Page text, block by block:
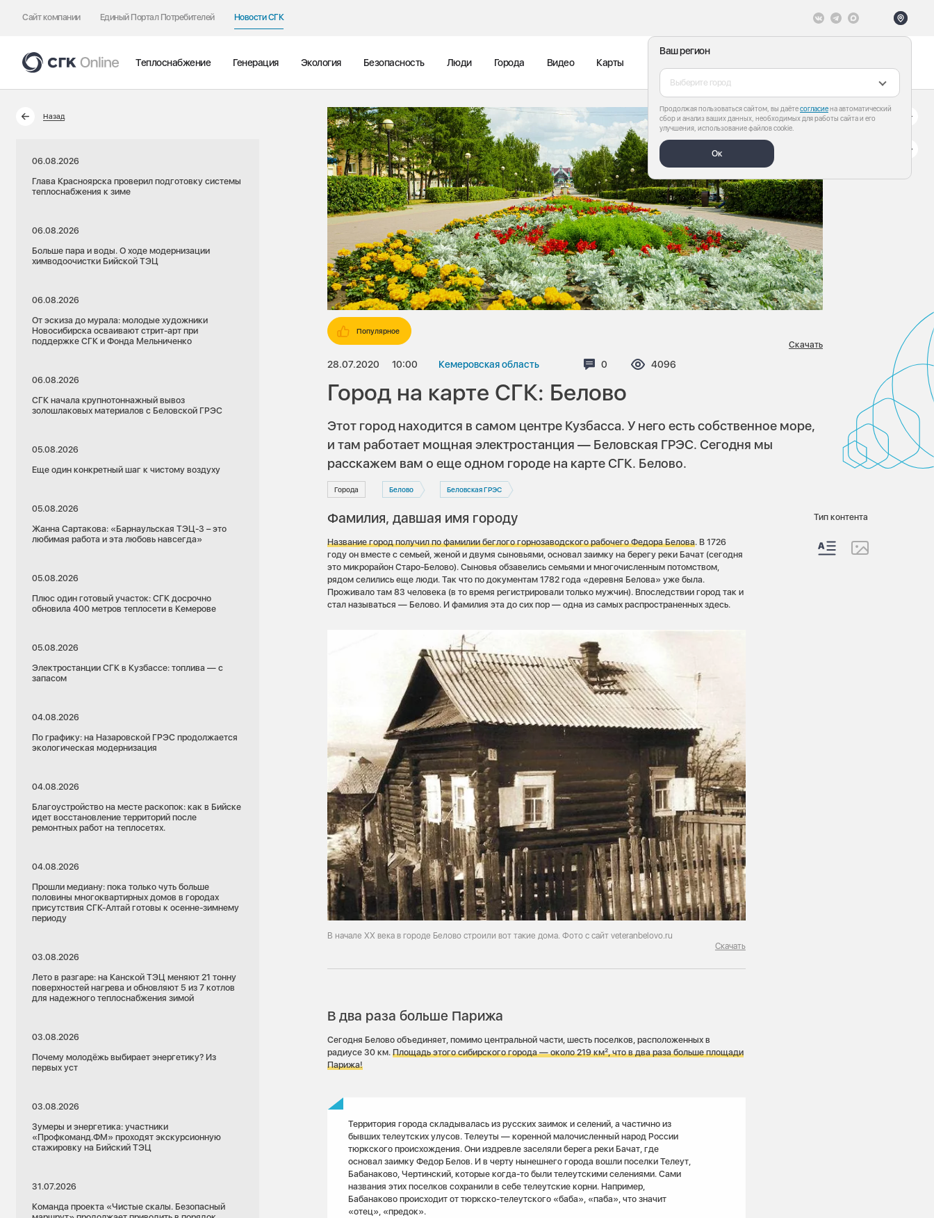
Сайт компании Единый Портал Потребителей Новости СГК
Ваш регион
Выберите город
Продолжая пользоваться сайтом, вы даётесогласиена автоматический
сбор и анализ ваших данных, необходимых для работы сайта и его
улучшения, использование файлов cookie.
Ок
Теплоснабжение Генерация Экология Безопасность Люди Города Видео Карты
Назад
06.08.2026
Глава Красноярска проверил подготовку системы
теплоснабжения к зиме
06.08.2026
Больше пара и воды. О ходе модернизации
химводоочистки Бийской ТЭЦ
06.08.2026
От эскиза до мурала: молодые художники
Новосибирска осваивают стрит-арт при
поддержке СГК и Фонда Мельниченко
06.08.2026
СГК начала крупнотоннажный вывоз
золошлаковых материалов с Беловской ГРЭС
05.08.2026
Еще один конкретный шаг к чистому воздуху
05.08.2026
Жанна Сартакова: «Барнаульская ТЭЦ-3 – это
любимая работа и эта любовь навсегда»
05.08.2026
Плюс один готовый участок: СГК досрочно
обновила 400 метров теплосети в Кемерове
05.08.2026
Электростанции СГК в Кузбассе: топлива — с
запасом
04.08.2026
По графику: на Назаровской ГРЭС продолжается
экологическая модернизация
04.08.2026
Благоустройство на месте раскопок: как в Бийске
идет восстановление территорий после
ремонтных работ на теплосетях.
04.08.2026
Прошли медиану: пока только чуть больше
половины многоквартирных домов в городах
присутствия СГК-Алтай готовы к осенне-зимнему
периоду
03.08.2026
Лето в разгаре: на Канской ТЭЦ меняют 21 тонну
поверхностей нагрева и обновляют 5 из 7 котлов
для надежного теплоснабжения зимой
03.08.2026
Почему молодёжь выбирает энергетику? Из
первых уст
03.08.2026
Зумеры и энергетика: участники
«Профкоманд.ФМ» проходят экскурсионную
стажировку на Бийский ТЭЦ
31.07.2026
Команда проекта «Чистые скалы. Безопасный
Популярное
28.07.2020 10:00 Кемеровская область Комментариев:
0 Просмотров:
4096
Скачать
Город на карте СГК: Белово
Этот город находится в самом центре Кузбасса. У него есть собственное море,
и там работает мощная электростанция — Беловская ГРЭС. Сегодня мы
расскажем вам о еще одном городе на карте СГК. Белово.
Города Белово Беловская ГРЭС
Фамилия, давшая имя городу
Название город получил по фамилии беглого горнозаводского рабочего Федора Белова. В 1726
году он вместе с семьей, женой и двумя сыновьями, основал заимку на берегу реки Бачат (сегодня
это микрорайон Старо-Белово). Сыновья обзавелись семьями и многочисленным потомством,
рядом селились еще люди. Так что по документам 1782 года «деревня Белова» уже была.
Проживало там 83 человека (в то время регистрировали только мужчин). Впоследствии город так и
стал называться — Белово. И фамилия эта до сих пор — одна из самых распространенных здесь.
В начале XX века в городе Белово строили вот такие дома. Фото с сайт veteranbelovo.ru
Скачать
В два раза больше Парижа
Сегодня Белово объединяет, помимо центральной части, шесть поселков, расположенных в
радиусе 30 км.Площадь этого сибирского города —около 219км², что в двараза больше площади
Парижа!
Территория города складывалась из русских заимок и селений, а частично из
бывших телеутских улусов. Телеуты — коренной малочисленный народ России
тюркского происхождения. Они издревле заселяли берега реки Бачат, где
основал заимку Федор Белов. И в черту нынешнего города вошли поселки Телеут,
Бабанаково, Чертинский, которые когда-то были телеутскими селениями. Сами
названия этих поселков сохранили в себе телеутские корни. Например,
Бабанаково происходит от тюркско-телеутского «баба», «паба», что значит
«отец», «предок».
Тип контента